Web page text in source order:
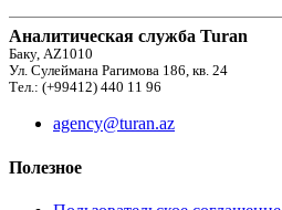
Аналитическая служба Turan
Баку, AZ1010
Ул. Сулеймана Рагимова 186, кв. 24
Тел.: (+99412) 440 11 96
agency@turan.az
Полезное